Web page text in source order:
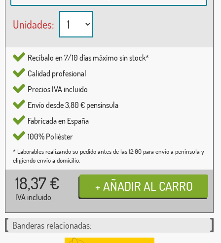
Unidades:
Recíbalo en 7/10 días máximo sin stock*
Calidad profesional
Precios IVA incluido
Envío desde 3,80 € pensínsula
Fabricada en España
100% Poliéster
* Laborables realizando su pedido antes de las 12:00 para envío a península y
eligiendo envío a domicilio.
18,37 €
IVA incluido
Banderas relacionadas: